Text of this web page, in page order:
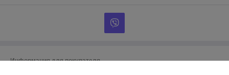
Информация для покупателя